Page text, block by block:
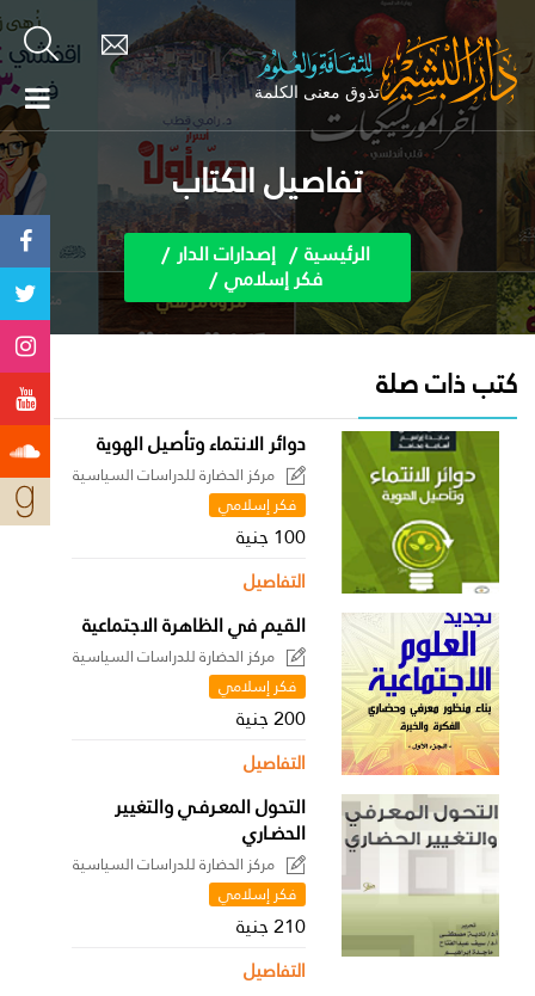
تفاصيل الكتاب
الرئيسية إصدارات الدار
فكر إسلامي
كتب ذات صلة
دوائر الانتماء وتأصيل الهوية
مركز الحضارة للدراسات السياسية
فكر إسلامي
100 جنية
التفاصيل
القيم في الظاهرة الاجتماعية
مركز الحضارة للدراسات السياسية
فكر إسلامي
200 جنية
التفاصيل
التحول المعـرفـي والتغيير
الحضـاري
مركز الحضارة للدراسات السياسية
فكر إسلامي
210 جنية
التفاصيل